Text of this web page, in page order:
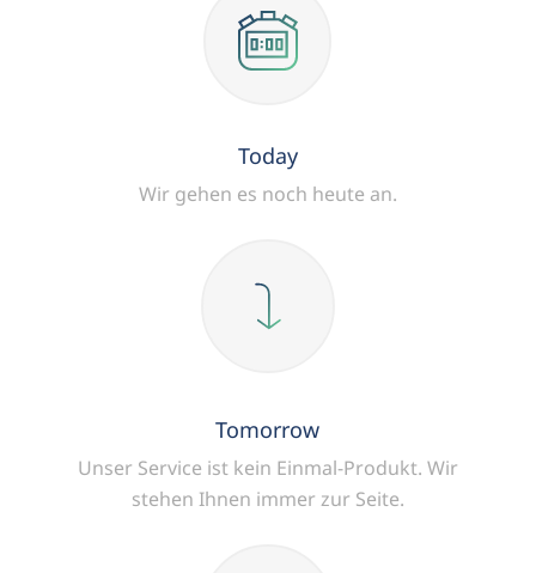
Today
Wir gehen es noch heute an.
Tomorrow
Unser Service ist kein Einmal-Produkt. Wir
stehen Ihnen immer zur Seite.